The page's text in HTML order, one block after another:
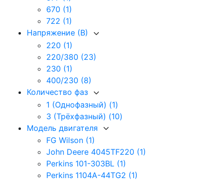
670 (1)
722 (1)
Напряжение (В)
220 (1)
220/380 (23)
230 (1)
400/230 (8)
Количество фаз
1 (Однофазный) (1)
3 (Трёхфазный) (10)
Модель двигателя
FG Wilson (1)
John Deere 4045TF220 (1)
Perkins 101-303BL (1)
Perkins 1104A-44TG2 (1)